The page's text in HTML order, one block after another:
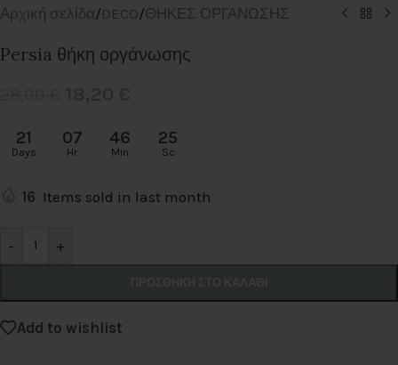
Αρχική σελίδα/DECO/ΘΗΚΕΣ ΟΡΓΑΝΩΣΗΣ
Persia θήκη οργάνωσης
21
Days
07
Hr
46
Min
25
Sc
16 Items sold in last month
- +
Alternative:
Add to wishlist